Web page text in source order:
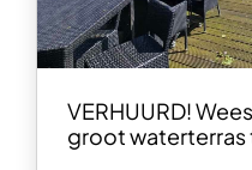
VERHUURD!
groot waterterras